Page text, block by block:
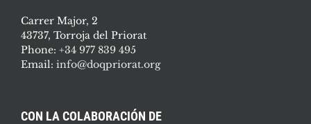
Carrer Major, 2
43737, Torroja del Priorat
Phone: +34 977 839 495
Email: info@doqpriorat.org
CON LA COLABORACIÓN DE